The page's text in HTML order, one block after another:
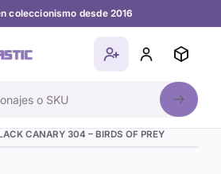
coleccionismo desde 2016
CANARY 304 – BIRDS OF PREY